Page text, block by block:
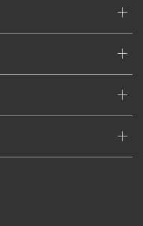
+
+
+
+